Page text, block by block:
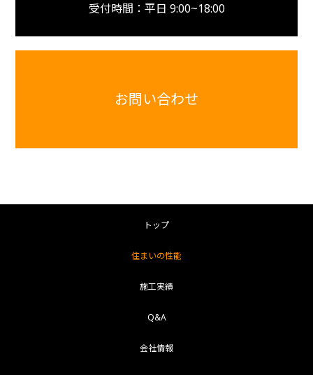
受付時間：平日 9:00~18:00
お問い合わせ
トップ
住まいの性能
施工実績
Q&A
会社情報